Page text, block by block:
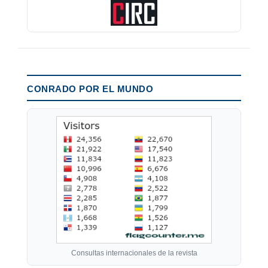
CONRADO POR EL MUNDO
Consultas internacionales de la revista